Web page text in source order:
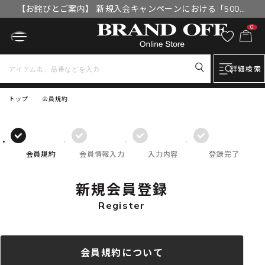
【お詫びとご案内】 新規入会キャンペーンにおける「500円
OFFクーポン」付与漏れと補填について
0
詳細検索
トップ 会員規約
会員規約 会員情報入力 入力内容 登録完了
新規会員登録
Register
会員規約について